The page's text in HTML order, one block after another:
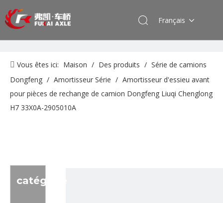
Français
Vous êtes ici: Maison / Des produits / Série de camions
Dongfeng / Amortisseur Série / Amortisseur d'essieu avant
pour pièces de rechange de camion Dongfeng Liuqi Chenglong
H7 33X0A-2905010A
catégorie